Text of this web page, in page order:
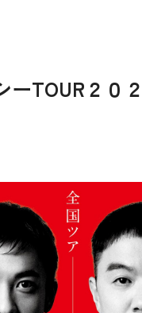
ーTOUR２０